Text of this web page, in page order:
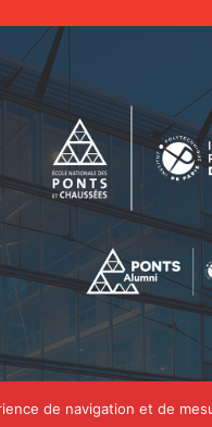
de navigation et de